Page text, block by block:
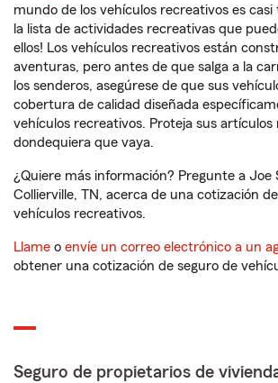
mundo de los vehículos recreativos es
la lista de actividades recreativas que
ellos! Los vehículos recreativos están
aventuras, pero antes de que salga a la
los senderos, asegúrese de que sus
cobertura de calidad diseñada
vehículos recreativos. Proteja sus artículos
dondequiera que vaya.
¿Quiere más información? Pregunte a Joe
Collierville, TN, acerca de una cotización
vehículos recreativos.
Llame o envíe un correo electrónico a un
obtener una cotización de seguro de
Seguro de propietarios de